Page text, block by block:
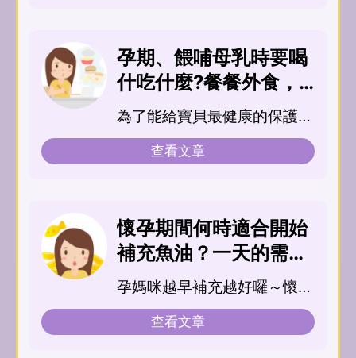
孕期、餵哺母乳時要喝
什吃什麼?餐餐外食，
建議補充什麼營養品
呢？
為了能給寶貝最健康的保護，
媽媽在懷孕...
查看文章
懷孕期間何時適合開始
補充魚油？一天的需求
量又是多少呢？懷孕初
期魚油補充多少?
孕媽咪越早補充越好囉～懷孕
初期...
查看文章